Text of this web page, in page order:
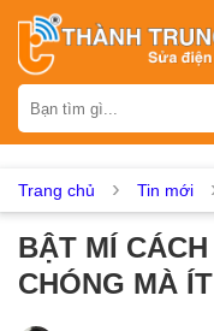
iPhone
Asus
Dịch vụ
Trang chủ Tin mới
BẬT MÍ
CHÓNG MÀ